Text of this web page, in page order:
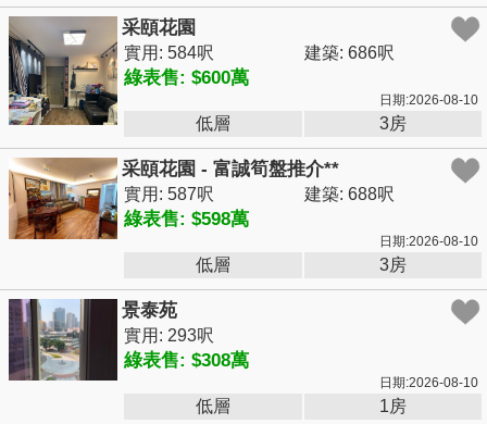
采頤花園
實用: 584呎 建築: 686呎
綠表售: $600萬
日期:2026-08-10
低層 3房
采頤花園 - 富誠筍盤推介**
實用: 587呎 建築: 688呎
綠表售: $598萬
日期:2026-08-10
低層 3房
景泰苑
實用: 293呎
綠表售: $308萬
日期:2026-08-10
低層 1房